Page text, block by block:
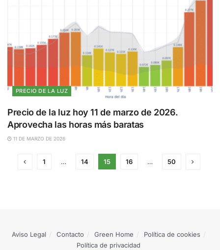
PRECIO DE LA LUZ
Precio de la luz hoy 11 de marzo de 2026.
Aprovecha las horas más baratas
11 DE MARZO DE 2026
1 … 14 15 16 … 50
Aviso Legal Contacto Green Home
Política de cookies
Política de privacidad